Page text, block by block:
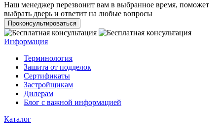
Наш менеджер перезвонит вам в выбранное время, поможет
выбрать дверь и ответит на любые вопросы
Проконсультироваться
Информация
Терминология
Зашита от подделок
Сертификаты
Застройщикам
Дилерам
Блог с важной информацией
Каталог